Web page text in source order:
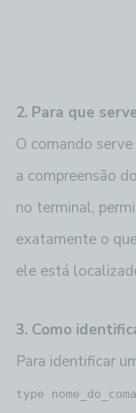
2. Para que
O comando
a compreensão
no terminal,
exatamente o
ele está
3. Como
Para identificar
type